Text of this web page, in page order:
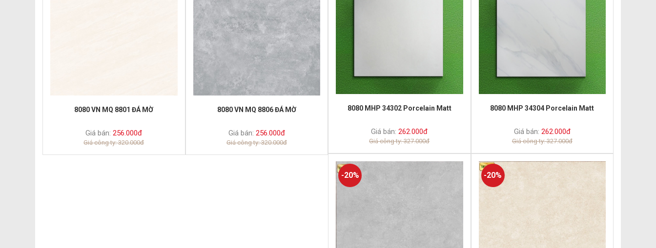
8080 VN MQ 8801 ĐÁ MỜ
Giá bán: 256.000đ
Giá công ty: 320.000đ
8080 VN MQ 8806 ĐÁ MỜ
Giá bán: 256.000đ
Giá công ty: 320.000đ
8080 MHP 34302 Porcelain Matt
Giá bán: 262.000đ
Giá công ty: 327.000đ
8080 MHP 34304 Porcelain Matt
Giá bán: 262.000đ
Giá công ty: 327.000đ
-20% -20%